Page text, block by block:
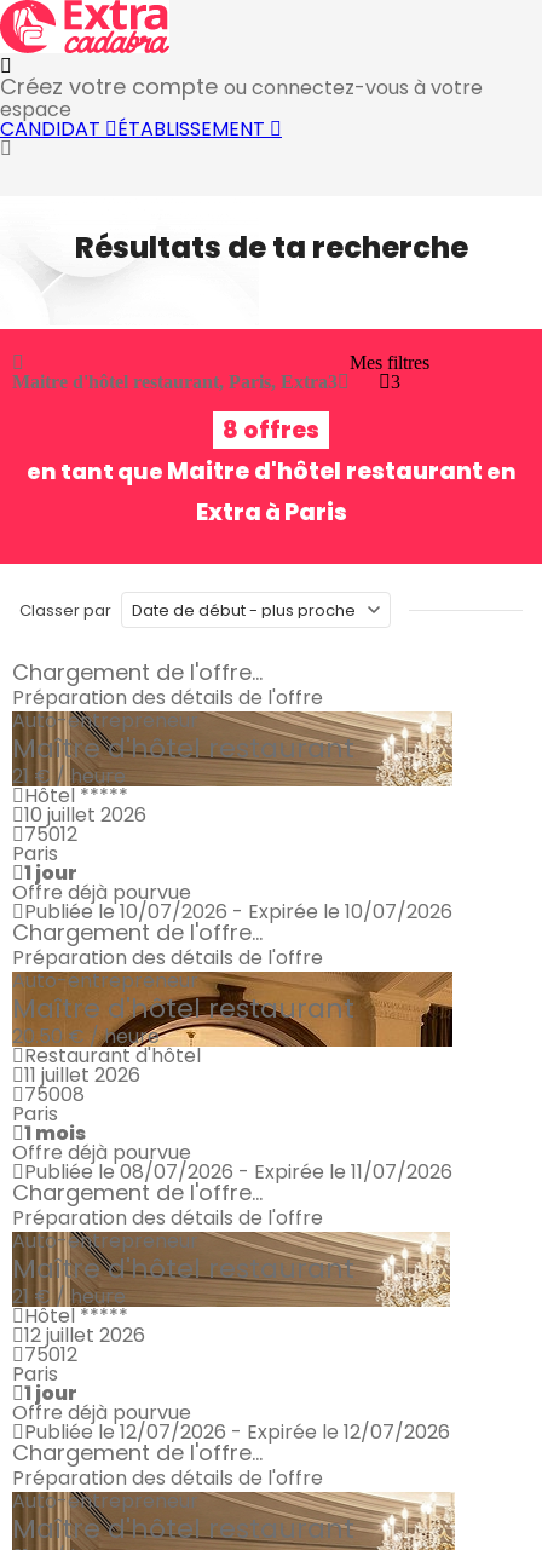
Créez votre compte ou connectez-vous à votre
espace
CANDIDAT ÉTABLISSEMENT
Résultats de ta recherche
Maitre d'hôtel restaurant, Paris, Extra3
Mes filtres
3
8 offres
en tant que Maitre d'hôtel restaurant en
Extra à Paris
Classer par
Chargement de l'offre...
Préparation des détails de l'offre
Auto-entrepreneur
Maître d'hôtel restaurant
21 € / heure
Hôtel *****
10 juillet 2026
75012
Paris
1 jour
Offre déjà pourvue
Publiée le 10/07/2026 - Expirée le 10/07/2026
Chargement de l'offre...
Préparation des détails de l'offre
Auto-entrepreneur
Maître d'hôtel restaurant
20.50 € / heure
Restaurant d'hôtel
11 juillet 2026
75008
Paris
1 mois
Offre déjà pourvue
Publiée le 08/07/2026 - Expirée le 11/07/2026
Chargement de l'offre...
Préparation des détails de l'offre
Auto-entrepreneur
Maître d'hôtel restaurant
21 € / heure
Hôtel *****
12 juillet 2026
75012
Paris
1 jour
Offre déjà pourvue
Publiée le 12/07/2026 - Expirée le 12/07/2026
Chargement de l'offre...
Préparation des détails de l'offre
Auto-entrepreneur
Maître d'hôtel restaurant